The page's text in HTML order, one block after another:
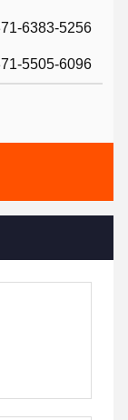
6383-5256
5505-6096